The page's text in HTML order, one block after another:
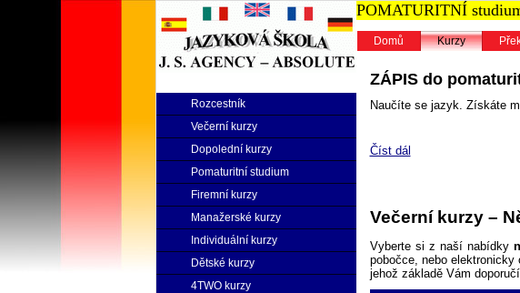
Rozcestník
Večerní kurzy
Dopolední kurzy
Pomaturitní studium
Firemní kurzy
Manažerské kurzy
Individuální kurzy
Dětské kurzy
4TWO kurzy
POMATURITNÍ
Domů Kurzy
ZÁPIS do
Naučíte se jazyk. Získáte
Číst dál
Večerní kurzy –
Vyberte si z naší nabídky
pobočce, nebo
jehož základě Vám